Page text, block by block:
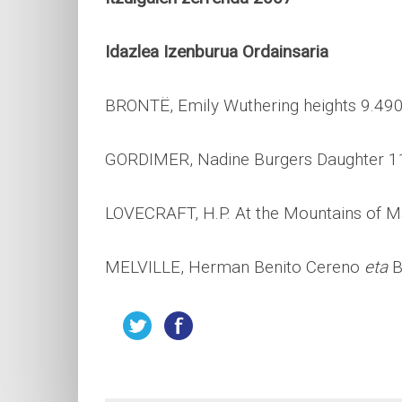
Idazlea Izenburua Ordainsaria
BRONTË, Emily Wuthering heights 9.490 
GORDIMER, Nadine Burgers Daughter
LOVECRAFT, H.P. At the Mountains of
MELVILLE, Herman Benito Cereno eta